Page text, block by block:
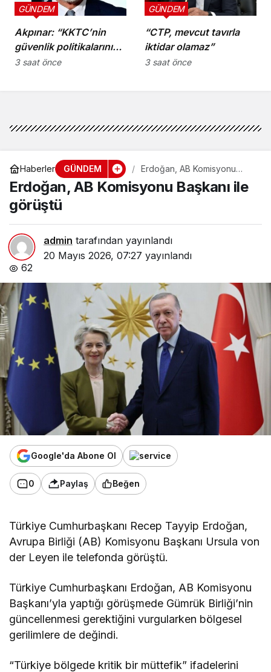
Akpınar: “KKTC’nin
güvenlik politikalarını
bütüncül bir yaklaşımla
GÜNDEM
3 saat önce
“CTP, mevcut tavırla
iktidar olamaz”
GÜNDEM
3 saat önce
Haberler GÜNDEM
Erdoğan, AB Komisyonu
Erdoğan, AB Komisyonu Başkanı ile
görüştü
admin tarafından yayınlandı
20 Mayıs 2026, 07:27 yayınlandı
62
Google'da Abone Ol
0 Paylaş Beğen
Türkiye Cumhurbaşkanı Recep Tayyip Erdoğan,
Avrupa Birliği (AB) Komisyonu Başkanı Ursula von
der Leyen ile telefonda görüştü.
Türkiye Cumhurbaşkanı Erdoğan, AB Komisyonu
Başkanı’yla yaptığı görüşmede Gümrük Birliği’nin
güncellenmesi gerektiğini vurgularken bölgesel
gerilimlere de değindi.
“Türkiye bölgede kritik bir müttefik” ifadelerini